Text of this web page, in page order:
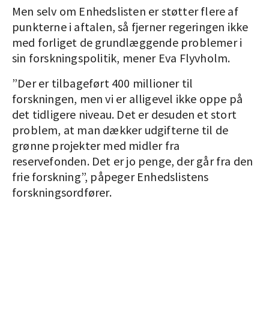
Men selv om Enhedslisten er støtter flere af
punkterne i aftalen, så fjerner regeringen ikke
med forliget de grundlæggende problemer i
sin forskningspolitik, mener Eva Flyvholm.
”Der er tilbageført 400 millioner til
forskningen, men vi er alligevel ikke oppe på
det tidligere niveau. Det er desuden et stort
problem, at man dækker udgifterne til de
grønne projekter med midler fra
reservefonden. Det er jo penge, der går fra den
frie forskning”, påpeger Enhedslistens
forskningsordfører.